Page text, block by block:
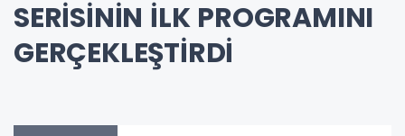
SERİSİNİN İLK PROGRAMINI
GERÇEKLEŞTİRDİ